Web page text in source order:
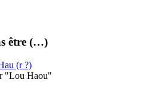
être (…)
(r ?)
"Lou Haou"